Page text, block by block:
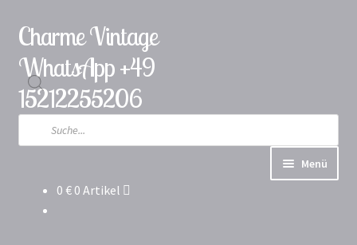
Zur
Navigation
springen
Zum
Inhalt
springen
Charme Vintage
WhatsApp +49
15212255206
Products
search
Menü
0 € 0 Artikel